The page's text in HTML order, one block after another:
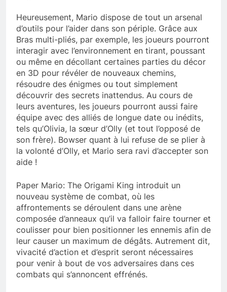
Heureusement, Mario dispose de tout un arsenal
d’outils pour l’aider dans son périple. Grâce aux
Bras multi-pliés, par exemple, les joueurs pourront
interagir avec l’environnement en tirant, poussant
ou même en décollant certaines parties du décor
en 3D pour révéler de nouveaux chemins,
résoudre des énigmes ou tout simplement
découvrir des secrets inattendus. Au cours de
leurs aventures, les joueurs pourront aussi faire
équipe avec des alliés de longue date ou inédits,
tels qu’Olivia, la sœur d’Olly (et tout l’opposé de
son frère). Bowser quant à lui refuse de se plier à
la volonté d’Olly, et Mario sera ravi d’accepter son
aide !
Paper Mario: The Origami King introduit un
nouveau système de combat, où les
affrontements se déroulent dans une arène
composée d’anneaux qu’il va falloir faire tourner et
coulisser pour bien positionner les ennemis afin de
leur causer un maximum de dégâts. Autrement dit,
vivacité d’action et d’esprit seront nécessaires
pour venir à bout de vos adversaires dans ces
combats qui s’annoncent effrénés.